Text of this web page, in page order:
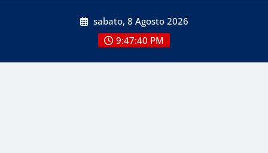
sabato, 8 Agosto 2026
9:47:40 PM